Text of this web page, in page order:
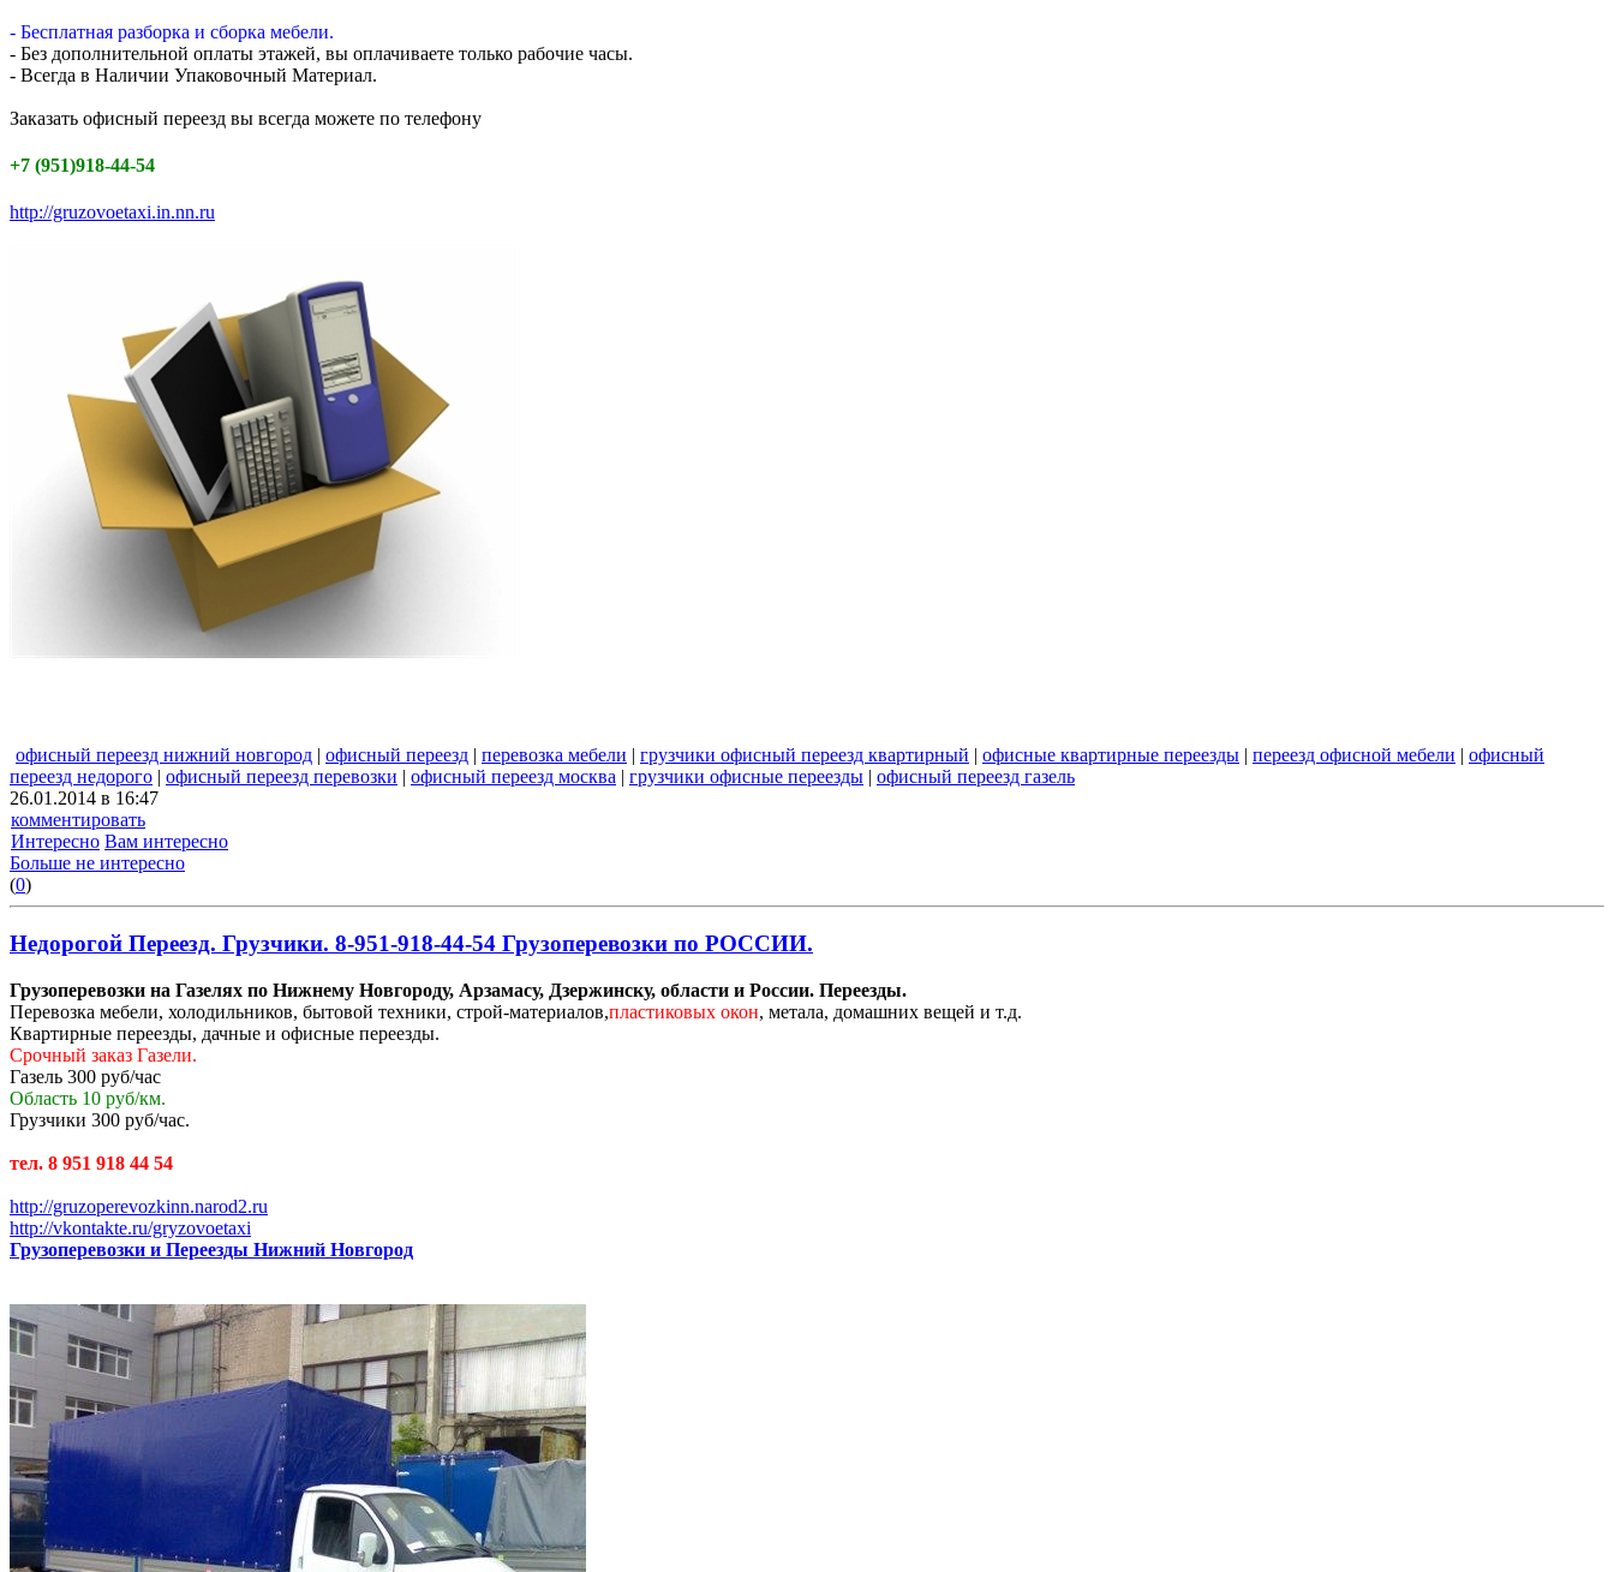
- Бесплатная разборка и сборка мебели.
- Без дополнительной оплаты этажей, вы оплачиваете только рабочие часы.
- Всегда в Наличии Упаковочный Материал.
Заказать офисный переезд вы всегда можете по телефону
+7 (951)918-44-54
http://gruzovoetaxi.in.nn.ru
офисный переезд нижний новгород | офисный переезд | перевозка мебели | грузчики офисный переезд квартирный | офисные квартирные переезды | переезд офисной мебели | офисный
переезд недорого | офисный переезд перевозки | офисный переезд москва | грузчики офисные переезды | офисный переезд газель
26.01.2014 в 16:47
комментировать
Интересно Вам интересно
Больше не интересно
(0)
Недорогой Переезд. Грузчики. 8-951-918-44-54 Грузоперевозки по РОССИИ.
Грузоперевозки на Газелях по Нижнему Новгороду, Арзамасу, Дзержинску, области и России. Переезды.
Перевозка мебели, холодильников, бытовой техники, строй-материалов,пластиковых окон, метала, домашних вещей и т.д.
Квартирные переезды, дачные и офисные переезды.
Срочный заказ Газели.
Газель 300 руб/час
Область 10 руб/км.
Грузчики 300 руб/час.
тел. 8 951 918 44 54
http://gruzoperevozkinn.narod2.ru
http://vkontakte.ru/gryzovoetaxi
Грузоперевозки и Переезды Нижний Новгород